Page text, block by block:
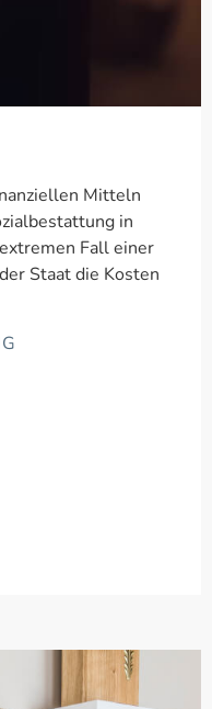
Mitteln
in
Fall einer
Staat die Kosten